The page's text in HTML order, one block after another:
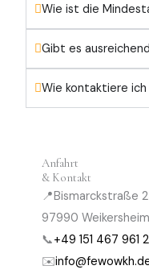
Wie ist die
Gibt es
Wie kontaktiere ich
Anfahrt
& Kontakt
📍Bismarckstraße
97990 Weikersheim
📞+49 151 467 961
✉️